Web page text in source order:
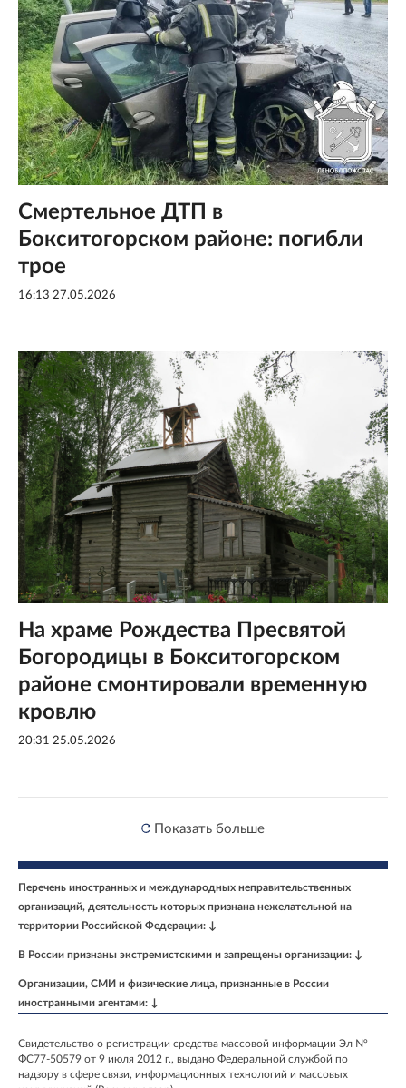
Смертельное ДТП в
Бокситогорском районе: погибли
трое
16:13 27.05.2026
На храме Рождества Пресвятой
Богородицы в Бокситогорском
районе смонтировали временную
кровлю
20:31 25.05.2026
Показать больше
Перечень иностранных и международных неправительственных
организаций, деятельность которых признана нежелательной на
территории Российской Федерации: ↓
В России признаны экстремистскими и запрещены организации: ↓
Организации, СМИ и физические лица, признанные в России
иностранными агентами: ↓
Свидетельство о регистрации средства массовой информации Эл №
ФС77-50579 от 9 июля 2012 г., выдано Федеральной службой по
надзору в сфере связи, информационных технологий и массовых